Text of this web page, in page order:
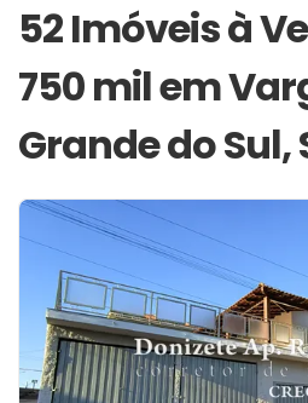
52 Imóveis à
750 mil em
Grande do Sul,